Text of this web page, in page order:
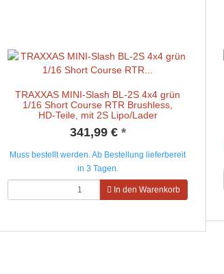
TRAXXAS MINI-Slash BL-2S 4x4 grün
1/16 Short Course RTR Brushless,
HD-Teile, mit 2S Lipo/Lader
341,99 € *
Muss bestellt werden. Ab Bestellung lieferbereit
in 3 Tagen.
In den Warenkorb